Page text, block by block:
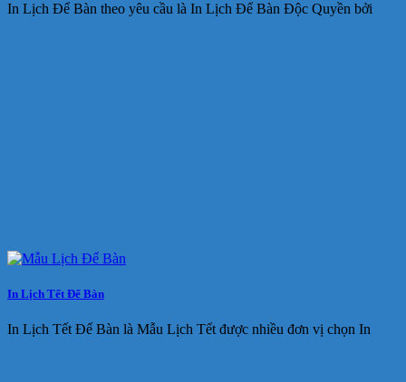
In Lịch Để Bàn theo yêu cầu là In Lịch Để Bàn Độc Quyền bởi
In Lịch Tết Để Bàn
In Lịch Tết Để Bàn là Mẫu Lịch Tết được nhiều đơn vị chọn In